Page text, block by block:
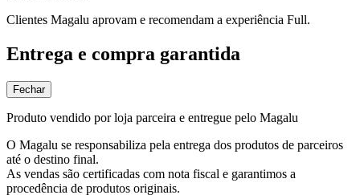
Clientes Magalu aprovam e recomendam a experiência Full.
Entrega e compra garantida
Fechar
Produto vendido por loja parceira e entregue pelo Magalu
O Magalu se responsabiliza pela entrega dos produtos de parceiros
até o destino final.
As vendas são certificadas com nota fiscal e garantimos a
procedência de produtos originais.